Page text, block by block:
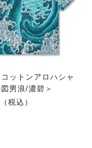
ットンアロハシャ
男浪/濃碧＞
税込）